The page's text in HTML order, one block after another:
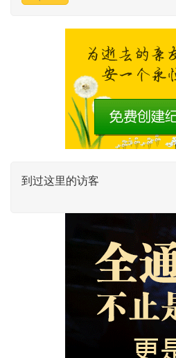
到过这里的访客